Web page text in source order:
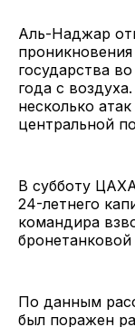
Аль-Наджар
государства
года с
несколько
центральной
В субботу
24-летнего
командира
По данным
был поражен